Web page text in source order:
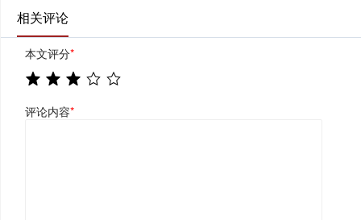
相关评论
本文评分*
评论内容*